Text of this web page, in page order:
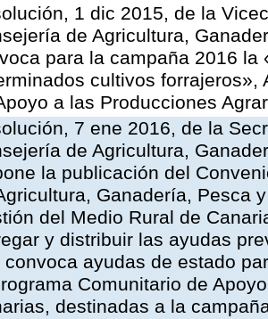
1 dic 2015, de la
de Agricultura,
para la campaña 2016 la
cultivos forrajeros»,
a las Producciones
7 ene 2016, de la
de Agricultura,
la publicación del
Ganadería, Pesca
del Medio Rural de
y distribuir las ayudas
convoca ayudas de estado
Comunitario de
destinadas a la